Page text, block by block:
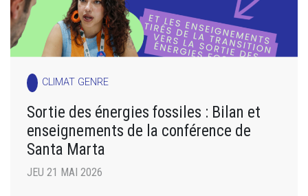
CLIMAT GENRE
Sortie des énergies fossiles : Bilan et
enseignements de la conférence de
Santa Marta
JEU 21 MAI 2026